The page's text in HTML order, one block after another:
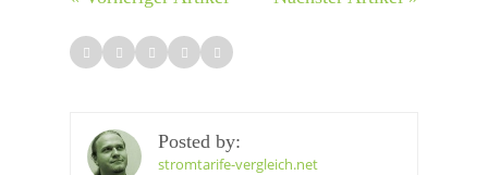
Posted by:
stromtarife-vergleich.net